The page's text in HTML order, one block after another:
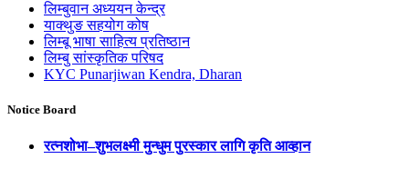
लिम्बुवान अध्ययन केन्द्र
याक्थुङ सहयोग कोष
लिम्बू भाषा साहित्य प्रतिष्ठान
लिम्बु सांस्कृतिक परिषद
KYC Punarjiwan Kendra, Dharan
Notice Board
रत्नशोभा–शुभलक्ष्मी मुन्धुम पुरस्कार लागि कृति आव्हान